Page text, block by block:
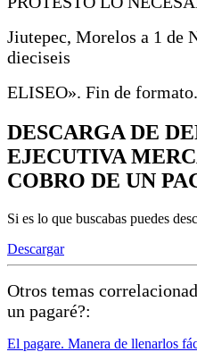
Jiutepec, Morelos a 1 de
dieciseis
ELISEO». Fin de formato.
DESCARGA DE
EJECUTIVA
COBRO DE UN
Si es lo que buscabas puedes
Descargar
Otros temas
un pagaré?:
El pagare. Manera de llenarlos